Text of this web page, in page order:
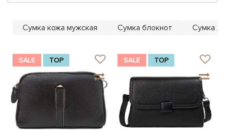
Показать все
Показать все
ЧЕХЛЫ ДЛЯ НОУТБУКОВ
Показать все
Сумка кожа мужская Сумка блокнот Сумка
SALE TOP SALE TOP